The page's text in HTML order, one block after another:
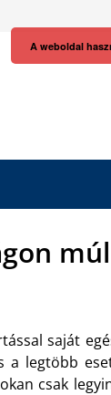
saját
a legtöbb
csak
A weboldal